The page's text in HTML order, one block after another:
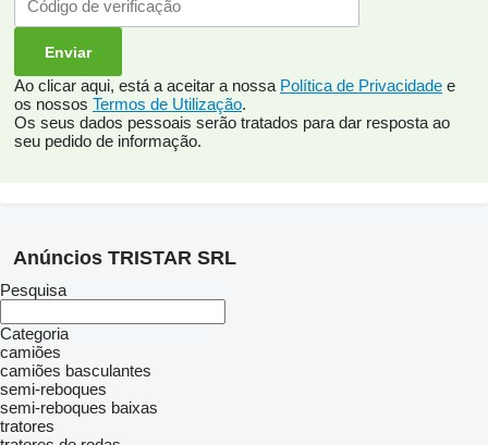
Ao clicar aqui, está a aceitar a nossa Política de Privacidade e
os nossos Termos de Utilização.
Os seus dados pessoais serão tratados para dar resposta ao
seu pedido de informação.
Anúncios TRISTAR SRL
Pesquisa
Categoria
camiões
camiões basculantes
semi-reboques
semi-reboques baixas
tratores